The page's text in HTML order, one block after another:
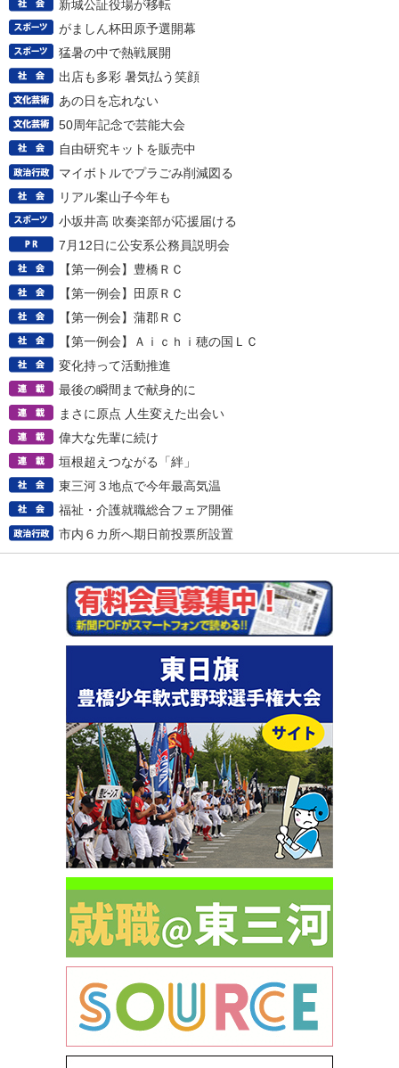
新城公証役場が移転
がましん杯田原予選開幕
猛暑の中で熱戦展開
出店も多彩 暑気払う笑顔
あの日を忘れない
50周年記念で芸能大会
自由研究キットを販売中
マイボトルでプラごみ削減図る
リアル案山子今年も
小坂井高 吹奏楽部が応援届ける
7月12日に公安系公務員説明会
【第一例会】豊橋ＲＣ
【第一例会】田原ＲＣ
【第一例会】蒲郡ＲＣ
【第一例会】Ａｉｃｈｉ穂の国ＬＣ
変化持って活動推進
最後の瞬間まで献身的に
まさに原点 人生変えた出会い
偉大な先輩に続け
垣根超えつながる「絆」
東三河３地点で今年最高気温
福祉・介護就職総合フェア開催
市内６カ所へ期日前投票所設置